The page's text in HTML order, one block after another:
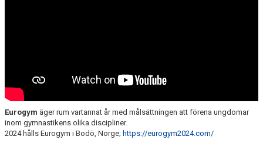
Eurogym äger rum vartannat år med målsättningen att förena ungdomar
inom gymnastikens olika discipliner.
2024 hålls Eurogym i Bodö, Norge; https://eurogym2024.com/